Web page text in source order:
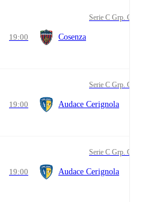
Serie C Grp. C
19:00 Cosenza
Serie C Grp. C
19:00 Audace Cerignola
Serie C Grp. C
19:00 Audace Cerignola